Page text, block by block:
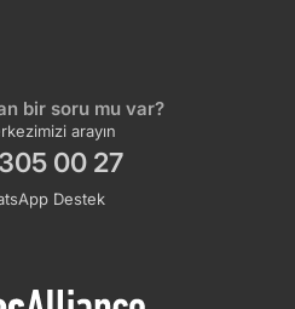
bir soru mu var?
arayın
00 27
Destek